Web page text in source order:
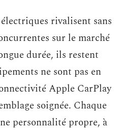
rivalisent sans
sur le marché
durée, ils restent
ne sont pas en
Apple CarPlay
soignée. Chaque
personnalité propre, à